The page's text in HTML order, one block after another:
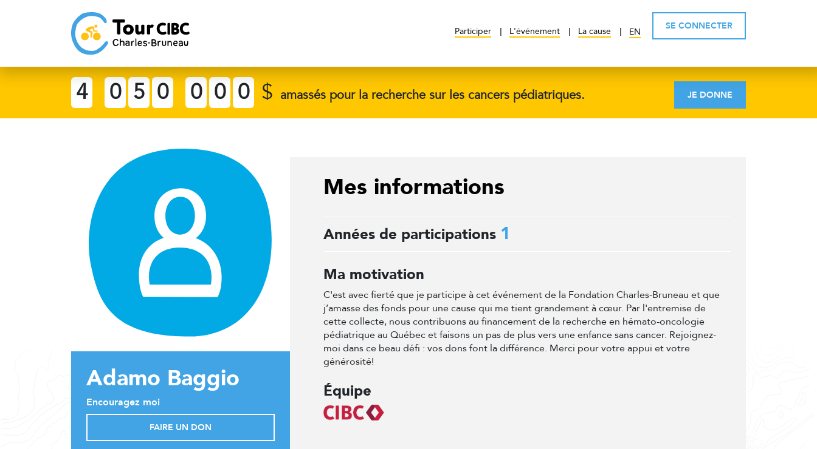
Participer L'événement La cause EN
SE CONNECTER
4 0 5 0 0 0 0 $ amassés pour la recherche sur les cancers pédiatriques. JE DONNE
Adamo Baggio
Encouragez moi
FAIRE UN DON
Mes informations
Années de participations 1
Ma motivation
C'est avec fierté que je participe à cet événement de la Fondation Charles-Bruneau et que
j’amasse des fonds pour une cause qui me tient grandement à cœur. Par l'entremise de
cette collecte, nous contribuons au financement de la recherche en hémato-oncologie
pédiatrique au Québec et faisons un pas de plus vers une enfance sans cancer. Rejoignez-
moi dans ce beau défi : vos dons font la différence. Merci pour votre appui et votre
générosité!
Équipe